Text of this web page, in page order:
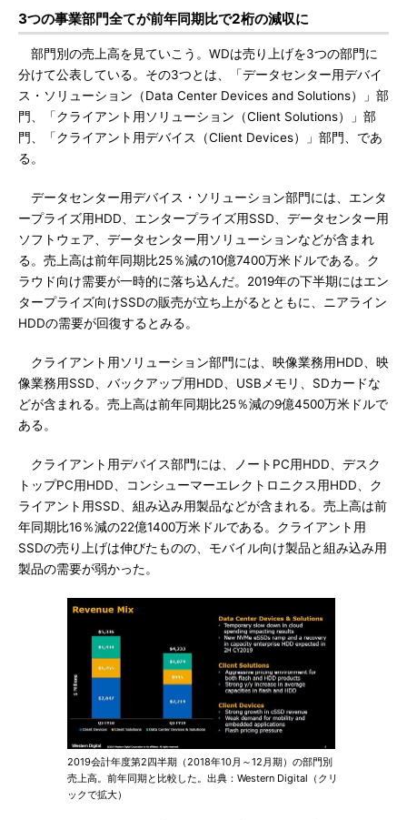
3つの事業部門全てが前年同期比で2桁の減収に
部門別の売上高を見ていこう。WDは売り上げを3つの部門に
分けて公表している。その3つとは、「データセンター用デバイ
ス・ソリューション（Data Center Devices and Solutions）」部
門、「クライアント用ソリューション（Client Solutions）」部
門、「クライアント用デバイス（Client Devices）」部門、であ
る。
データセンター用デバイス・ソリューション部門には、エンタ
ープライズ用HDD、エンタープライズ用SSD、データセンター用
ソフトウェア、データセンター用ソリューションなどが含まれ
る。売上高は前年同期比25％減の10億7400万米ドルである。ク
ラウド向け需要が一時的に落ち込んだ。2019年の下半期にはエン
タープライズ向けSSDの販売が立ち上がるとともに、ニアライン
HDDの需要が回復するとみる。
クライアント用ソリューション部門には、映像業務用HDD、映
像業務用SSD、バックアップ用HDD、USBメモリ、SDカードな
どが含まれる。売上高は前年同期比25％減の9億4500万米ドルで
ある。
クライアント用デバイス部門には、ノートPC用HDD、デスク
トップPC用HDD、コンシューマーエレクトロニクス用HDD、ク
ライアント用SSD、組み込み用製品などが含まれる。売上高は前
年同期比16％減の22億1400万米ドルである。クライアント用
SSDの売り上げは伸びたものの、モバイル向け製品と組み込み用
製品の需要が弱かった。
2019会計年度第2四半期（2018年10月～12月期）の部門別
売上高。前年同期と比較した。出典：Western Digital（クリ
ックで拡大）